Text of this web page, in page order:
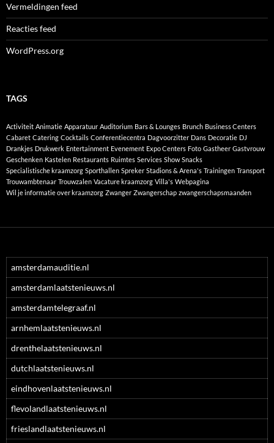
Vermeldingen feed
Reacties feed
WordPress.org
TAGS
Activiteit Animatie Apparatuur Auditorium Bars & Lounges Brunch Business Centers
Cabaret Catering Cocktails Conferentiecentra Dagvoorzitter Dans Decoratie DJ
Drankjes Drukwerk Entertainment Evenement Expo Centers Foto Gastheer Gastvrouw
Geschenken Kastelen Restaurants Ruimtes Services Show Snacks
Specialistische kraamzorg Sporthallen Spreker Stadions & Arena's Trainingen Transport
Trouwambtenaar Trouwzalen Vacature kraamzorg Villa's Webpagina
Wil je informatie over kraamzorg Zwanger Zwangerschap zwangerschapsmaanden
amsterdamauditie.nl
amsterdamlaatstenieuws.nl
amsterdamtelegraaf.nl
arnhemlaatstenieuws.nl
drenthelaatstenieuws.nl
dutchlaatstenieuws.nl
eindhovenlaatstenieuws.nl
flevolandlaatstenieuws.nl
frieslandlaatstenieuws.nl